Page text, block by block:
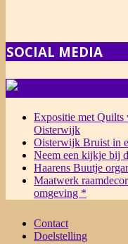
SOCIAL MEDIA
Expositie met
Oisterwijk
Oisterwijk Bruist in
Neem een kijkje bij
Haarens Buutje
Maatwerk
omgeving *
Contact
Doelstelling